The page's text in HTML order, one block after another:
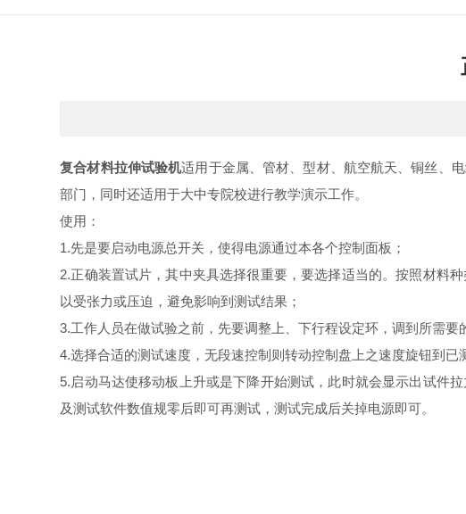
复合材料拉伸试验机适用于金属、管材、型材、航空航天、铜丝、
部门，同时还适用于大中专院校进行教学演示工作。
使用：
1.先是要启动电源总开关，使得电源通过本各个控制面板；
2.正确装置试片，其中夹具选择很重要，要选择适当的。按照材料
以受张力或压迫，避免影响到测试结果；
3.工作人员在做试验之前，先要调整上、下行程设定环，调到所需
4.选择合适的测试速度，无段速控制则转动控制盘上之速度旋钮到
5.启动马达使移动板上升或是下降开始测试，此时就会显示出试件
及测试软件数值规零后即可再测试，测试完成后关掉电源即可。